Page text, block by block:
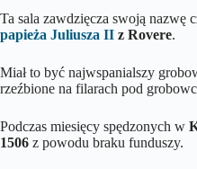
Ta sala zawdzięcza swoją nazwę
papieża Juliusza II z Rovere.
Miał to być najwspanialszy
rzeźbione na filarach pod
Podczas miesięcy spędzonych w
1506 z powodu braku funduszy.